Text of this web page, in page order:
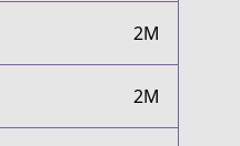
2M
2M